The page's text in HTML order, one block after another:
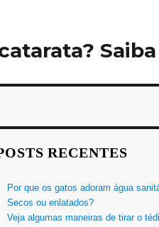
RECENTES
Por que os gatos adoram água
Secos ou enlatados?
Veja algumas maneiras de tirar o